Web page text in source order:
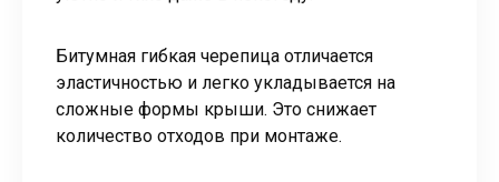
Битумная гибкая черепица отличается
эластичностью и легко укладывается на
сложные формы крыши. Это снижает
количество отходов при монтаже.